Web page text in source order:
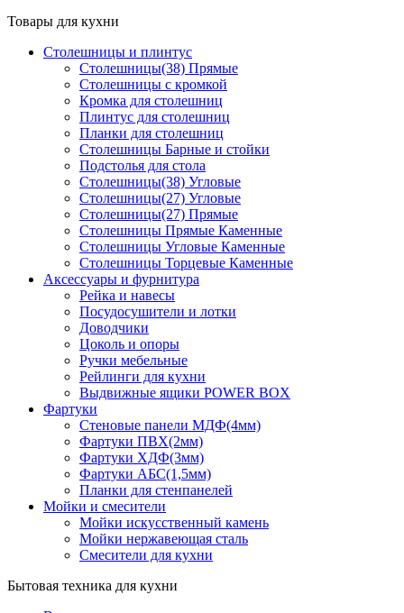
Товары для кухни
Столешницы и плинтус
Столешницы(38) Прямые
Столешницы с кромкой
Кромка для столешниц
Плинтус для столешниц
Планки для столешниц
Столешницы Барные и стойки
Подстолья для стола
Столешницы(38) Угловые
Столешницы(27) Угловые
Столешницы(27) Прямые
Столешницы Прямые Каменные
Столешницы Угловые Каменные
Столешницы Торцевые Каменные
Аксессуары и фурнитура
Рейка и навесы
Посудосушители и лотки
Доводчики
Цоколь и опоры
Ручки мебельные
Рейлинги для кухни
Выдвижные ящики POWER BOX
Фартуки
Стеновые панели МДФ(4мм)
Фартуки ПВХ(2мм)
Фартуки ХДФ(3мм)
Фартуки АБС(1,5мм)
Планки для стенпанелей
Мойки и смесители
Мойки искусственный камень
Мойки нержавеющая сталь
Смесители для кухни
Бытовая техника для кухни